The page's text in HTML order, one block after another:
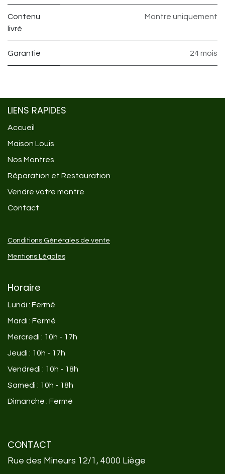
Contenu
livré
Montre uniquement
Garantie 24 mois
LIENS RAPIDES
Accueil
Maison Louis
Nos Montres
Réparation et Restauration
Vendre votre montre
Contact
Conditions Générales de vente
Mentions Légales
Horaire
Lundi : Fermé
Mardi : Fermé
Mercredi : 10h - 17h
Jeudi : 10h - 17h
Vendredi : 10h - 18h
Samedi : 10h - 18h
Dimanche : Fermé
CONTACT
Rue des Mineurs 12/1, 4000 Liège